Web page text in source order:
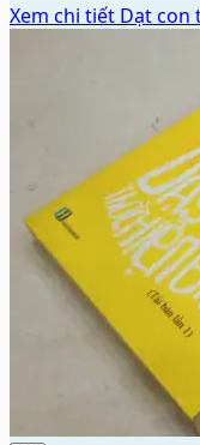
Xem chi tiết Dạt con